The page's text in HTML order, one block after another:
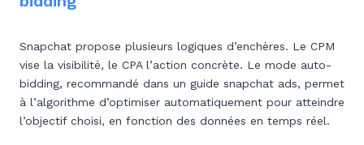
Snapchat propose plusieurs logiques d’enchères. Le CPM
vise la visibilité, le CPA l’action concrète. Le mode auto-
bidding, recommandé dans un guide snapchat ads, permet
à l’algorithme d’optimiser automatiquement pour atteindre
l’objectif choisi, en fonction des données en temps réel.